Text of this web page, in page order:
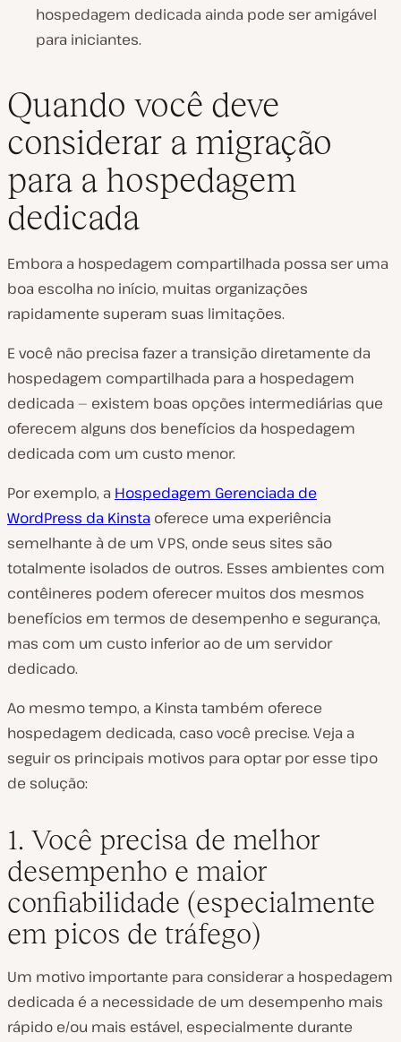
hospedagem dedicada ainda pode ser amigável
para iniciantes.
Quando você deve
considerar a migração
para a hospedagem
dedicada
Embora a hospedagem compartilhada possa ser uma
boa escolha no início, muitas organizações
rapidamente superam suas limitações.
E você não precisa fazer a transição diretamente da
hospedagem compartilhada para a hospedagem
dedicada — existem boas opções intermediárias que
oferecem alguns dos benefícios da hospedagem
dedicada com um custo menor.
Por exemplo, a Hospedagem Gerenciada de
WordPress da Kinsta oferece uma experiência
semelhante à de um VPS, onde seus sites são
totalmente isolados de outros. Esses ambientes com
contêineres podem oferecer muitos dos mesmos
benefícios em termos de desempenho e segurança,
mas com um custo inferior ao de um servidor
dedicado.
Ao mesmo tempo, a Kinsta também oferece
hospedagem dedicada, caso você precise. Veja a
seguir os principais motivos para optar por esse tipo
de solução:
1. Você precisa de melhor
desempenho e maior
confiabilidade (especialmente
em picos de tráfego)
Um motivo importante para considerar a hospedagem
dedicada é a necessidade de um desempenho mais
rápido e/ou mais estável, especialmente durante